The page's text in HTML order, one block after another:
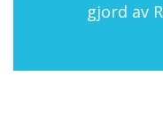
gjord av